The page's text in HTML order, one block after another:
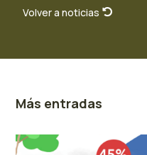
Volver a noticias
Más entradas